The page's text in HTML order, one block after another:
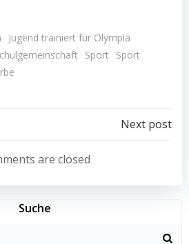
Jugend trainiert für Olympia
Sport
Sport
navigation
Next post
are closed
Suche